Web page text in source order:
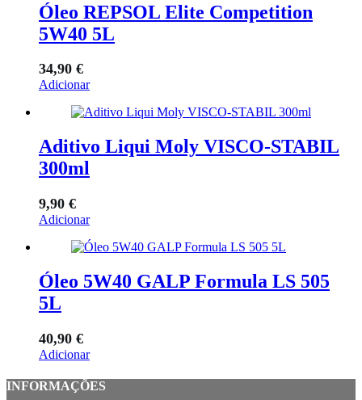
Óleo REPSOL Elite Competition
5W40 5L
34,90 €
Adicionar
Aditivo Liqui Moly VISCO-STABIL
300ml
9,90 €
Adicionar
Óleo 5W40 GALP Formula LS 505
5L
40,90 €
Adicionar
INFORMAÇÕES